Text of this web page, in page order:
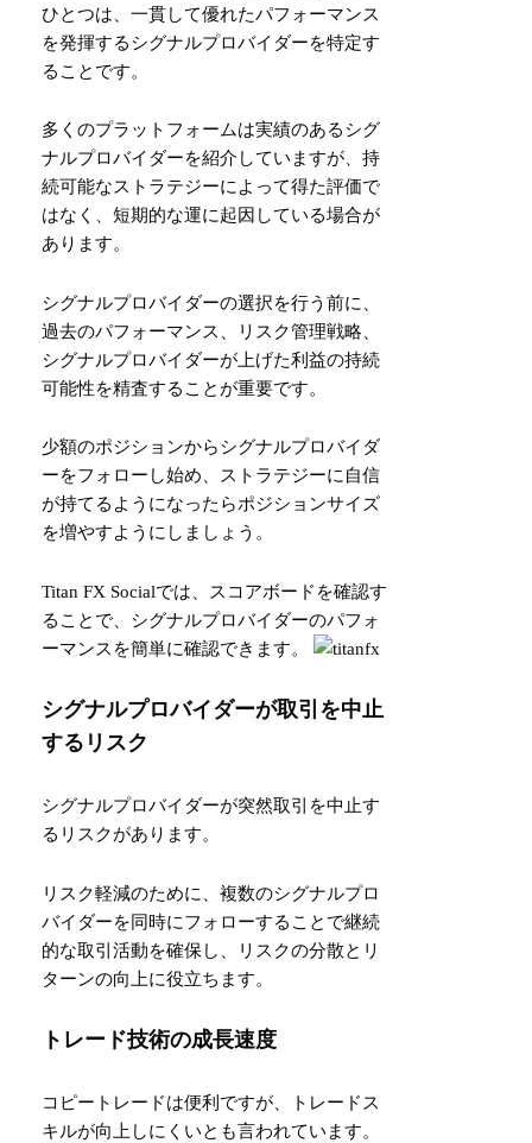
ひとつは、一貫して優れたパフォーマンス
を発揮するシグナルプロバイダーを特定す
ることです。
多くのプラットフォームは実績のあるシグ
ナルプロバイダーを紹介していますが、持
続可能なストラテジーによって得た評価で
はなく、短期的な運に起因している場合が
あります。
シグナルプロバイダーの選択を行う前に、
過去のパフォーマンス、リスク管理戦略、
シグナルプロバイダーが上げた利益の持続
可能性を精査することが重要です。
少額のポジションからシグナルプロバイダ
ーをフォローし始め、ストラテジーに自信
が持てるようになったらポジションサイズ
を増やすようにしましょう。
Titan FX Socialでは、スコアボードを確認す
ることで、シグナルプロバイダーのパフォ
ーマンスを簡単に確認できます。
シグナルプロバイダーが取引を中止
するリスク
シグナルプロバイダーが突然取引を中止す
るリスクがあります。
リスク軽減のために、複数のシグナルプロ
バイダーを同時にフォローすることで継続
的な取引活動を確保し、リスクの分散とリ
ターンの向上に役立ちます。
トレード技術の成長速度
コピートレードは便利ですが、トレードス
キルが向上しにくいとも言われています。